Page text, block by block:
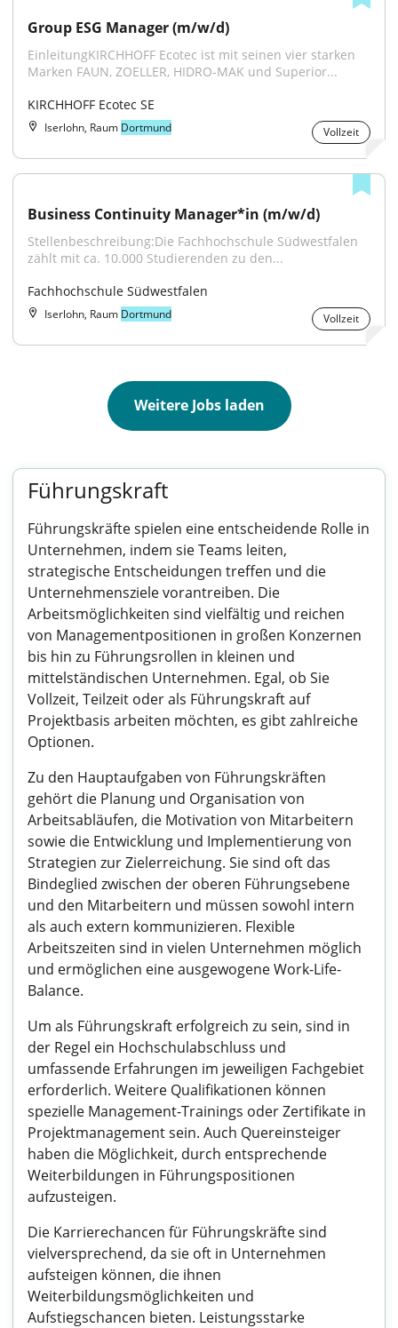
Group ESG Manager (m/w/d)
EinleitungKIRCHHOFF Ecotec ist mit seinen vier starken
Marken FAUN, ZOELLER, HIDRO-MAK und Superior...
KIRCHHOFF Ecotec SE
Iserlohn, Raum Dortmund Vollzeit
Business Continuity Manager*in (m/w/d)
Stellenbeschreibung:Die Fachhochschule Südwestfalen
zählt mit ca. 10.000 Studierenden zu den...
Fachhochschule Südwestfalen
Iserlohn, Raum Dortmund Vollzeit
Weitere Jobs laden
Führungskraft
Führungskräfte spielen eine entscheidende Rolle in
Unternehmen, indem sie Teams leiten,
strategische Entscheidungen treffen und die
Unternehmensziele vorantreiben. Die
Arbeitsmöglichkeiten sind vielfältig und reichen
von Managementpositionen in großen Konzernen
bis hin zu Führungsrollen in kleinen und
mittelständischen Unternehmen. Egal, ob Sie
Vollzeit, Teilzeit oder als Führungskraft auf
Projektbasis arbeiten möchten, es gibt zahlreiche
Optionen.
Zu den Hauptaufgaben von Führungskräften
gehört die Planung und Organisation von
Arbeitsabläufen, die Motivation von Mitarbeitern
sowie die Entwicklung und Implementierung von
Strategien zur Zielerreichung. Sie sind oft das
Bindeglied zwischen der oberen Führungsebene
und den Mitarbeitern und müssen sowohl intern
als auch extern kommunizieren. Flexible
Arbeitszeiten sind in vielen Unternehmen möglich
und ermöglichen eine ausgewogene Work-Life-
Balance.
Um als Führungskraft erfolgreich zu sein, sind in
der Regel ein Hochschulabschluss und
umfassende Erfahrungen im jeweiligen Fachgebiet
erforderlich. Weitere Qualifikationen können
spezielle Management-Trainings oder Zertifikate in
Projektmanagement sein. Auch Quereinsteiger
haben die Möglichkeit, durch entsprechende
Weiterbildungen in Führungspositionen
aufzusteigen.
Die Karrierechancen für Führungskräfte sind
vielversprechend, da sie oft in Unternehmen
aufsteigen können, die ihnen
Weiterbildungsmöglichkeiten und
Aufstiegschancen bieten. Leistungsstarke